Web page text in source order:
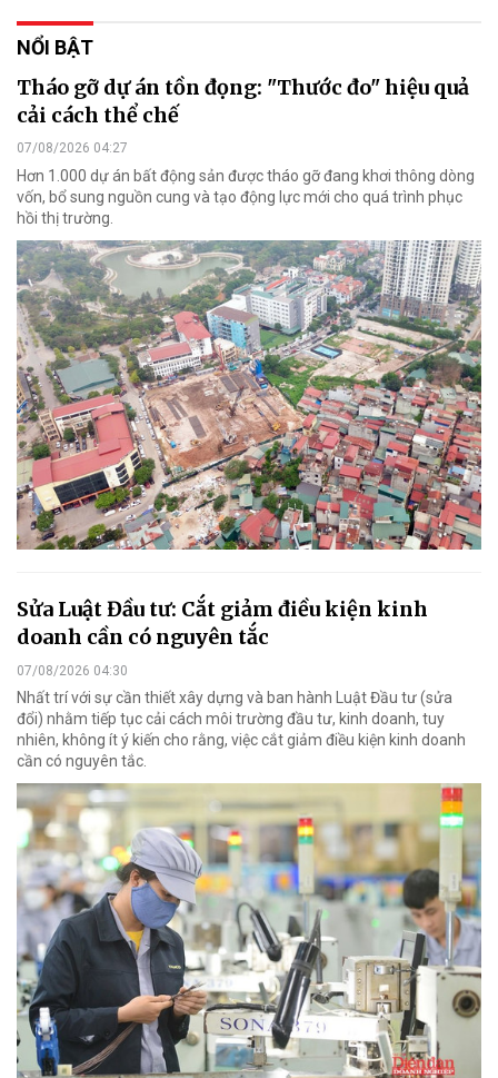
NỔI BẬT
Tháo gỡ dự án tồn đọng: "Thước đo" hiệu quả
cải cách thể chế
07/08/2026 04:27
Hơn 1.000 dự án bất động sản được tháo gỡ đang khơi thông dòng
vốn, bổ sung nguồn cung và tạo động lực mới cho quá trình phục
hồi thị trường.
Sửa Luật Đầu tư: Cắt giảm điều kiện kinh
doanh cần có nguyên tắc
07/08/2026 04:30
Nhất trí với sự cần thiết xây dựng và ban hành Luật Đầu tư (sửa
đổi) nhằm tiếp tục cải cách môi trường đầu tư, kinh doanh, tuy
nhiên, không ít ý kiến cho rằng, việc cắt giảm điều kiện kinh doanh
cần có nguyên tắc.